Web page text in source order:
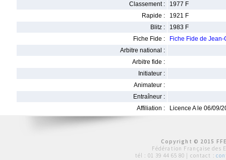
Classement :
1977 F
Rapide :
1921 F
Blitz :
1983 F
Fiche Fide :
Fiche Fide de
Arbitre national :
Arbitre fide :
Initiateur :
Animateur :
Entraîneur :
Affiliation :
Licence A le 06/09/
Copyright © 2015
Fédération Française des
tél : 01 39 44 65 80 | contact :